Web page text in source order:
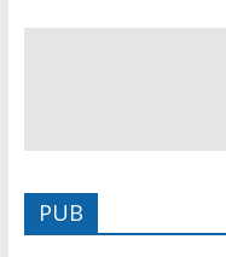
PUB